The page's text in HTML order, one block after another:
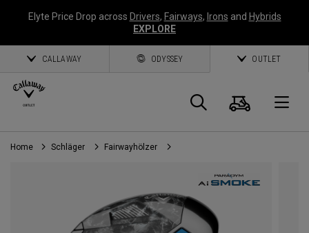
Elyte Price Drop across Drivers, Fairways, Irons and Hybrids
EXPLORE
CALLAWAY ODYSSEY OUTLET
Suche
Home Schläger Fairwayhölzer